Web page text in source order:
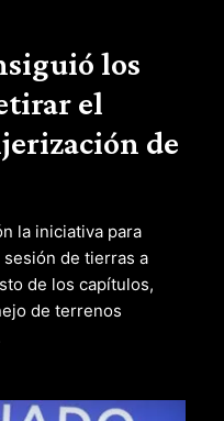
los
el
de
la iniciativa para
de tierras a
de los capítulos,
de terrenos